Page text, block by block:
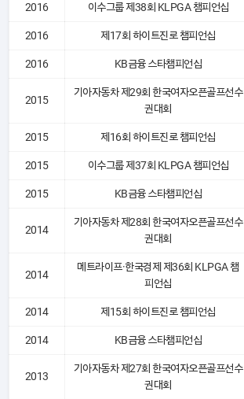
2016 이수그룹 제38회 KLPGA 챔피언십
2016 제17회 하이트진로 챔피언십
2016 KB금융 스타챔피언십
2015
기아자동차 제29회 한국여자오픈골프선수
권대회
2015 제16회 하이트진로 챔피언십
2015 이수그룹 제37회 KLPGA 챔피언십
2015 KB금융 스타챔피언십
2014
기아자동차 제28회 한국여자오픈골프선수
권대회
2014
메트라이프·한국경제 제36회 KLPGA 챔
피언십
2014 제15회 하이트진로 챔피언십
2014 KB금융 스타챔피언십
2013
기아자동차 제27회 한국여자오픈골프선수
권대회